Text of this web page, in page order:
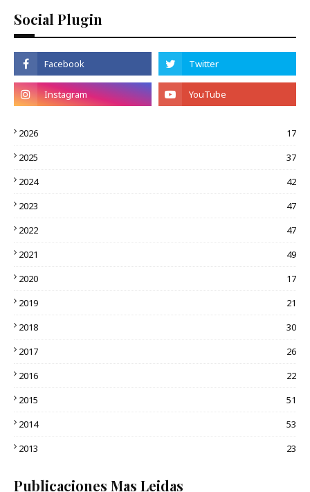
Social Plugin
2026
17
2025
37
2024
42
2023
47
2022
47
2021
49
2020
17
2019
21
2018
30
2017
26
2016
22
2015
51
2014
53
2013
23
Publicaciones Mas Leidas